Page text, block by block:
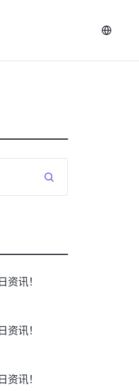
讯！
讯！
讯！